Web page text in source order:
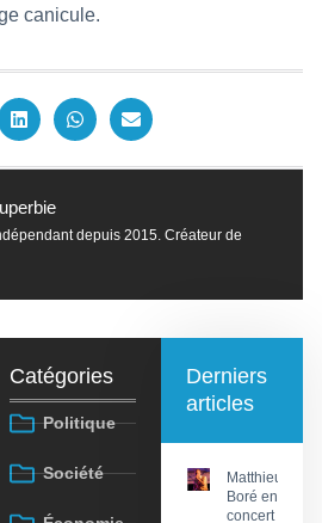
canicule.
depuis 2015. Créateur de
Catégories
Politique
Société
Derniers
articles
Matthieu
Boré en
concert